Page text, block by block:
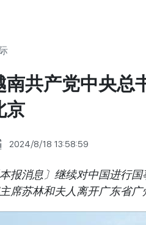
南共产党中央总
京
2024/8/18 13:58:59
本报消息〕继续对中国进行
席苏林和夫人离开广东省广